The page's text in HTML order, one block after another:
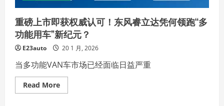
重磅上市即获权威认可！东风睿立达凭何领跑“多
功能用车”新纪元？
E23auto 20 1 月, 2026
当多功能VAN车市场已经面临日益严重
Read MoreRead
more